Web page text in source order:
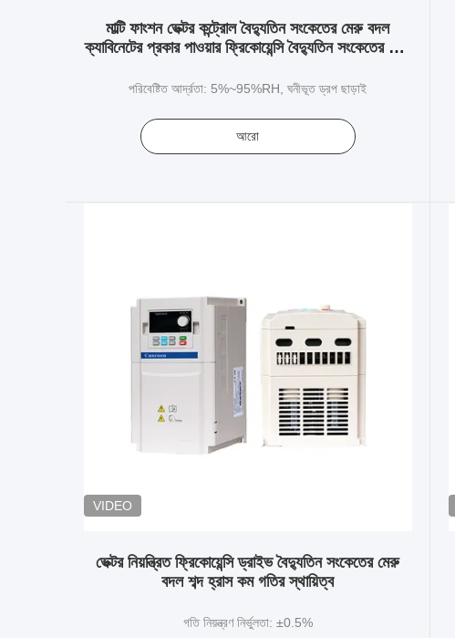
মাল্টি ফাংশন ভেক্টর কন্ট্রোল বৈদ্যুতিন সংকেতের মেরু বদল
ক্যাবিনেটের প্রকার পাওয়ার ফ্রিকোয়েন্সি বৈদ্যুতিন সংকেতের মেরু
পরিবেষ্টিত আর্দ্রতা: 5%~95%RH, ঘনীভূত ড্রপ ছাড়াই
আরো
VIDEO
ভেক্টর নিয়ন্ত্রিত ফ্রিকোয়েন্সি ড্রাইভ বৈদ্যুতিন সংকেতের মেরু
বদল শব্দ হ্রাস কম গতির স্থায়িত্ব
গতি নিয়ন্ত্রণ নির্ভুলতা: ±0.5%